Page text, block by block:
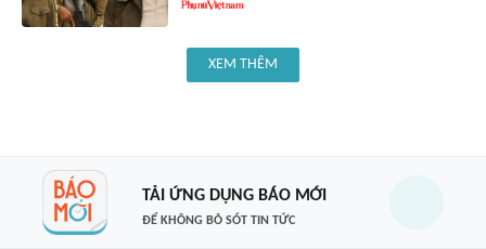
XEM THÊM
TẢI ỨNG DỤNG BÁO MỚI
ĐỂ KHÔNG BỎ SÓT TIN TỨC